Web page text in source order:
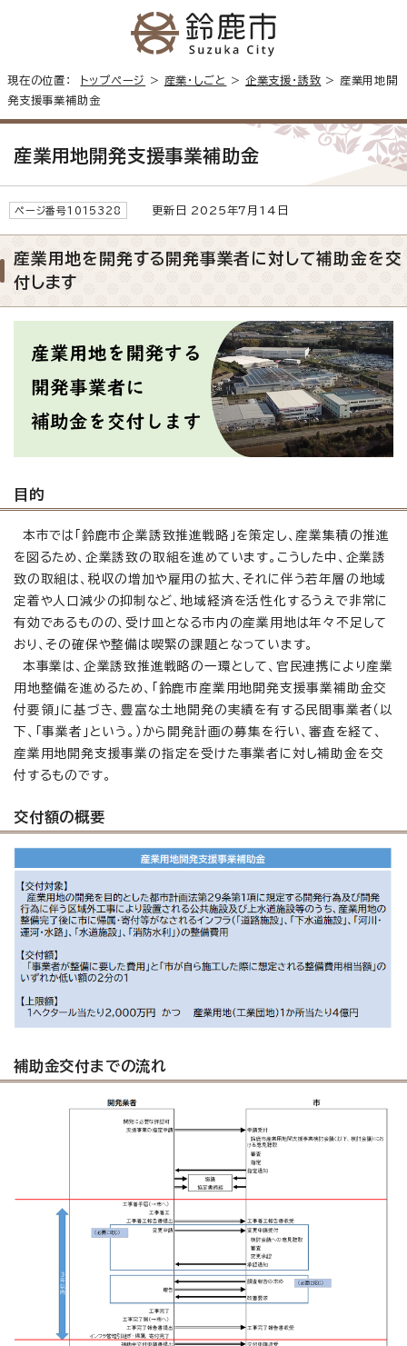
現在の位置： トップページ > 産業・しごと > 企業支援・誘致 > 産業用地開
発支援事業補助金
産業用地開発支援事業補助金
ページ番号1015328 更新日 2025年7月14日
産業用地を開発する開発事業者に対して補助金を交
付します
目的
本市では「鈴鹿市企業誘致推進戦略」を策定し、産業集積の推進
を図るため、企業誘致の取組を進めています。こうした中、企業誘
致の取組は、税収の増加や雇用の拡大、それに伴う若年層の地域
定着や人口減少の抑制など、地域経済を活性化するうえで非常に
有効であるものの、受け皿となる市内の産業用地は年々不足して
おり、その確保や整備は喫緊の課題となっています。
本事業は、企業誘致推進戦略の一環として、官民連携により産業
用地整備を進めるため、「鈴鹿市産業用地開発支援事業補助金交
付要領」に基づき、豊富な土地開発の実績を有する民間事業者（以
下、「事業者」という。）から開発計画の募集を行い、審査を経て、
産業用地開発支援事業の指定を受けた事業者に対し補助金を交
付するものです。
交付額の概要
補助金交付までの流れ